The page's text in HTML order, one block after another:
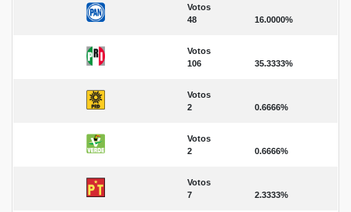
Votos
48
16.0000%
Votos
106
35.3333%
Votos
2
0.6666%
Votos
2
0.6666%
Votos
7
2.3333%